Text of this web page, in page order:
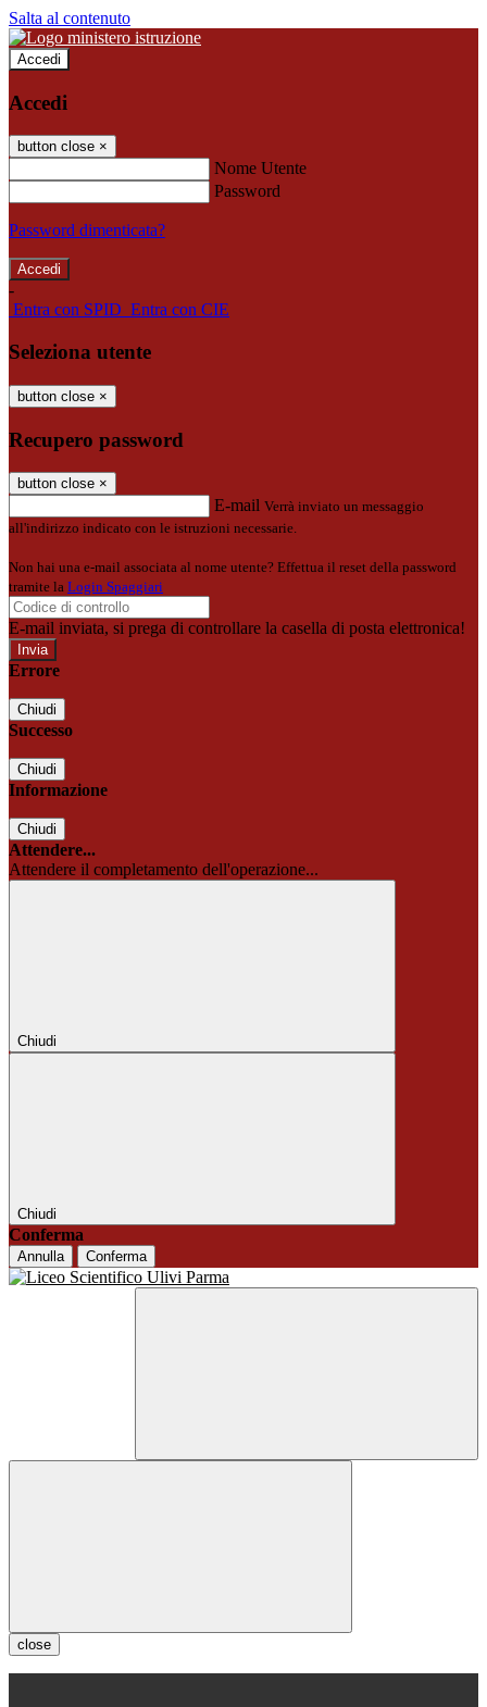
Salta al contenuto
Accedi
Accedi
button close ×
Nome Utente
Password
Password dimenticata?
-
Entra con SPID Entra con CIE
Seleziona utente
button close ×
Recupero password
button close ×
E-mail Verrà inviato un messaggio
all'indirizzo indicato con le istruzioni necessarie.
Non hai una e-mail associata al nome utente? Effettua il reset della password
tramite la Login Spaggiari
E-mail inviata, si prega di controllare la casella di posta elettronica!
Errore
Chiudi
Successo
Chiudi
Informazione
Chiudi
Attendere...
Attendere il completamento dell'operazione...
Chiudi
Chiudi
Conferma
Annulla Conferma
close